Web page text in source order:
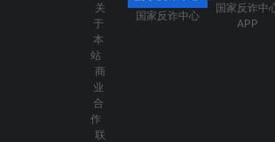
关
于
本
站
商
业
合
作
联
国家反诈中心
国家反诈中
APP